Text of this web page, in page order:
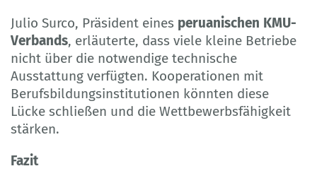
Julio Surco, Präsident eines peruanischen KMU-
Verbands, erläuterte, dass viele kleine Betriebe
nicht über die notwendige technische
Ausstattung verfügten. Kooperationen mit
Berufsbildungsinstitutionen könnten diese
Lücke schließen und die Wettbewerbsfähigkeit
stärken.
Fazit